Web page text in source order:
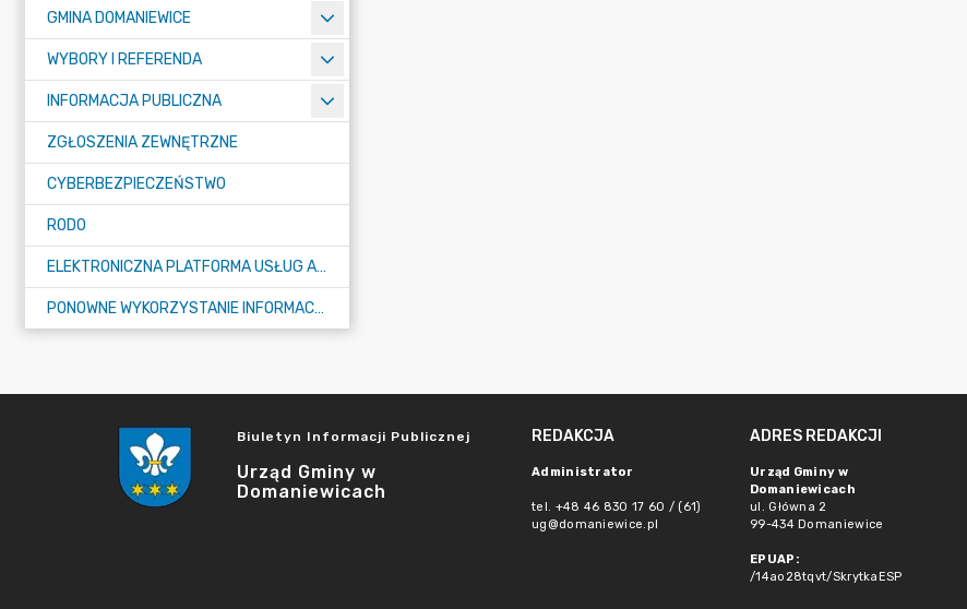
GMINA DOMANIEWICE
WYBORY I REFERENDA
INFORMACJA PUBLICZNA
ZGŁOSZENIA ZEWNĘTRZNE
CYBERBEZPIECZEŃSTWO
RODO
ELEKTRONICZNA PLATFORMA USŁUG ADMINISTRACJI PUBLICZNEJ - EPUAP
PONOWNE WYKORZYSTANIE INFORMACJI PUBLICZNEJ
Biuletyn Informacji Publicznej
Urząd Gminy w
Domaniewicach
REDAKCJA
Administrator
tel. +48 46 830 17 60 / (61)
ug@domaniewice.pl
ADRES REDAKCJI
Urząd Gminy w
Domaniewicach
ul. Główna 2
99-434 Domaniewice
EPUAP:
/14ao28tqvt/SkrytkaESP